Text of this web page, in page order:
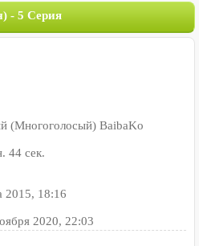
- 5 Серия
(Многоголосый) BaibaKo
44 сек.
2015, 18:16
2020, 22:03